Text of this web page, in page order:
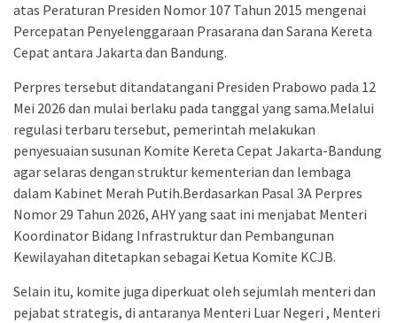
atas Peraturan Presiden Nomor 107 Tahun 2015 mengenai
Percepatan Penyelenggaraan Prasarana dan Sarana Kereta
Cepat antara Jakarta dan Bandung.
Perpres tersebut ditandatangani Presiden Prabowo pada 12
Mei 2026 dan mulai berlaku pada tanggal yang sama.Melalui
regulasi terbaru tersebut, pemerintah melakukan
penyesuaian susunan Komite Kereta Cepat Jakarta-Bandung
agar selaras dengan struktur kementerian dan lembaga
dalam Kabinet Merah Putih.Berdasarkan Pasal 3A Perpres
Nomor 29 Tahun 2026, AHY yang saat ini menjabat Menteri
Koordinator Bidang Infrastruktur dan Pembangunan
Kewilayahan ditetapkan sebagai Ketua Komite KCJB.
Selain itu, komite juga diperkuat oleh sejumlah menteri dan
pejabat strategis, di antaranya Menteri Luar Negeri , Menteri